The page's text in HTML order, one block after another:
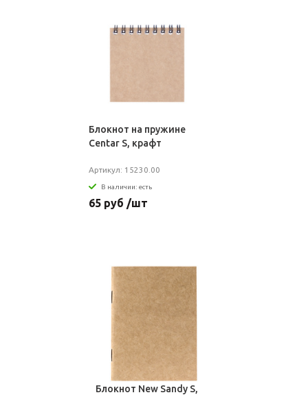
Блокнот на пружине
Centar S, крафт
Артикул: 15230.00
В наличии: есть
65 руб /шт
Блокнот New Sandy S,